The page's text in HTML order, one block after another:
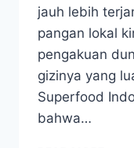
jauh lebih
pangan lokal
pengakuan
gizinya yang
Superfood
bahwa…